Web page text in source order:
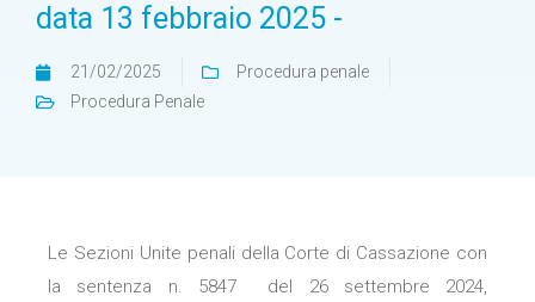
data 13 febbraio 2025 -
21/02/2025
Procedura penale
Procedura Penale
Le Sezioni Unite penali della Corte di Cassazione con
la sentenza n. 5847 del 26 settembre 2024,